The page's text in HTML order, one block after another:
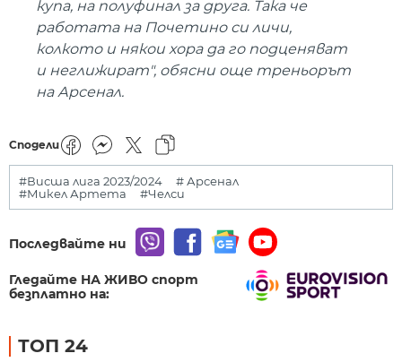
купа, на полуфинал за друга. Така че
работата на Почетино си личи,
колкото и някои хора да го подценяват
и неглижират", обясни още треньорът
на Арсенал.
Сподели
#Висша лига 2023/2024
# Арсенал
#Микел Артета
#Челси
Последвайте ни
Гледайте НА ЖИВО спорт
безплатно на:
ТОП 24